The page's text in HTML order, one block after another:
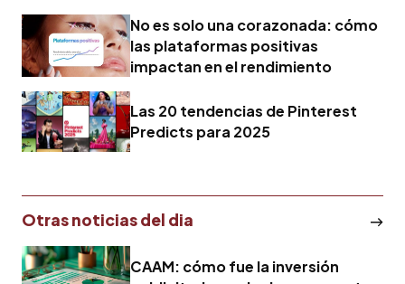
No es solo una corazonada: cómo
las plataformas positivas
impactan en el rendimiento
Las 20 tendencias de Pinterest
Predicts para 2025
Otras noticias del dia
CAAM: cómo fue la inversión